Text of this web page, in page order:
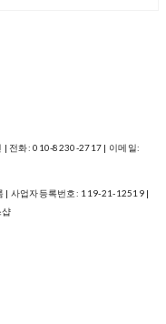
| 전화: 010-8230-2717 | 이메일:
| 사업자등록번호: 119-21-12519 |
샵